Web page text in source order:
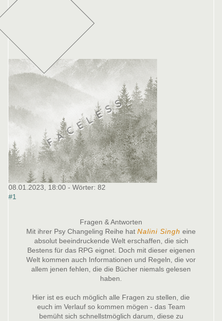
08.01.2023, 18:00 - Wörter: 82
#1
Fragen & Antworten
Mit ihrer Psy Changeling Reihe hat Nalini Singh eine
absolut beeindruckende Welt erschaffen, die sich
Bestens für das RPG eignet. Doch mit dieser eigenen
Welt kommen auch Informationen und Regeln, die vor
allem jenen fehlen, die die Bücher niemals gelesen
haben.
Hier ist es euch möglich alle Fragen zu stellen, die
euch im Verlauf so kommen mögen - das Team
bemüht sich schnellstmöglich darum, diese zu